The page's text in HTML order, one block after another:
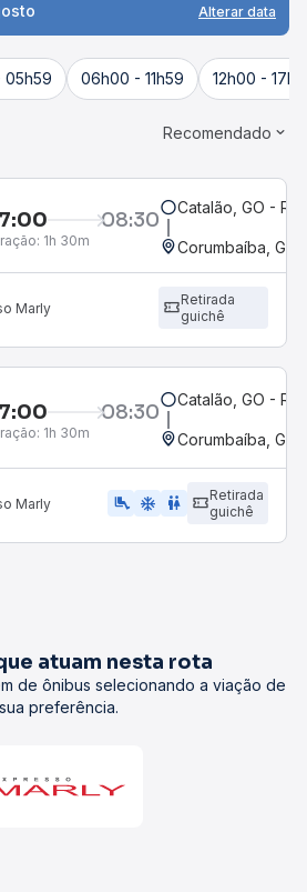
Alterar data
06h00 - 11h59 12h00 -
Recomendado
08:30
1h 30m
Catalão, GO -
Corumbaíba, GO
Marly
Retirada
guichê
08:30
1h 30m
Catalão, GO -
Corumbaíba, GO
Marly airline_seat_legroom_extra ac_unit wc
Retirada
guichê
atuam nesta rota
de ônibus selecionando a viação de
sua preferência.